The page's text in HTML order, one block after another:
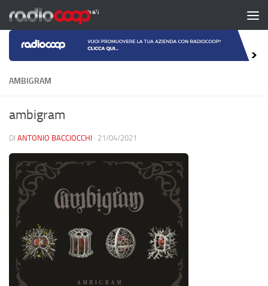
Salta al contenuto
AMBIGRAM
ambigram
DI ANTONIO BACCIOCCHI · 21/04/2021